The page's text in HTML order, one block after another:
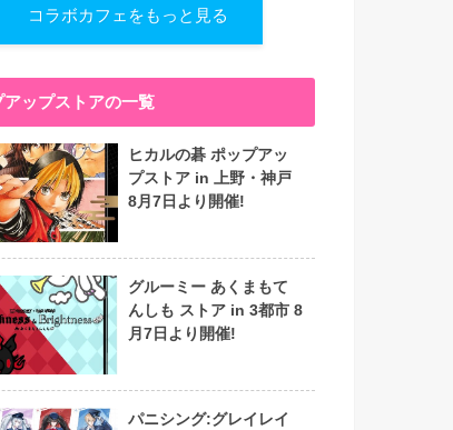
コラボカフェをもっと見る
アップストアの一覧
ヒカルの碁 ポップアッ
プストア in 上野・神戸
8月7日より開催!
グルーミー あくまもて
んしも ストア in 3都市 8
月7日より開催!
パニシング:グレイレイ